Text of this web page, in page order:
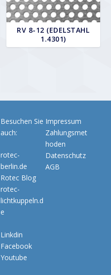
RV 8-12 (EDELSTAHL
1.4301)
Besuchen Sie
auch:
rotec-
berlin.de
Rotec Blog
rotec-
lichtkuppeln.d
e
Linkdin
Facebook
Youtube
Impressum
Zahlungsmet
hoden
Datenschutz
AGB